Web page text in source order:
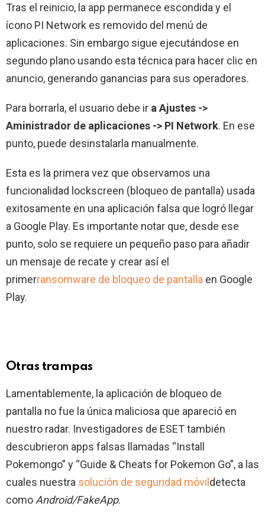
Tras el reinicio, la app permanece escondida y el
ícono PI Network es removido del menú de
aplicaciones. Sin embargo sigue ejecutándose en
segundo plano usando esta técnica para hacer clic en
anuncio, generando ganancias para sus operadores.
Para borrarla, el usuario debe ir a Ajustes ->
Aministrador de aplicaciones -> PI Network. En ese
punto, puede desinstalarla manualmente.
Esta es la primera vez que observamos una
funcionalidad lockscreen (bloqueo de pantalla) usada
exitosamente en una aplicación falsa que logró llegar
a Google Play. Es importante notar que, desde ese
punto, solo se requiere un pequeño paso para añadir
un mensaje de recate y crear así el
primerransomware de bloqueo de pantalla en Google
Play.
Otras trampas
Lamentablemente, la aplicación de bloqueo de
pantalla no fue la única maliciosa que apareció en
nuestro radar. Investigadores de ESET también
descubrieron apps falsas llamadas “Install
Pokemongo” y “Guide & Cheats for Pokemon Go”, a las
cuales nuestra solución de seguridad móvildetecta
como Android/FakeApp.